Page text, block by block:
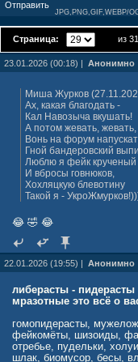
JPG,PNG,GIF,WEBP/
Страница: из 31
23.01.2026 (00:18) | Анонимно
Миша Журкoв
Ах, какая благодать -
Кал Навозыча вкушать!
А потом жевать, жевать,
Вонь на форум
Гной бандеровский
Люблю я фейк крученый
И вбросы говнюков,
Хохляцкую блевотину
Такой я -
😂 🤣 😂
22.01.2026 (19:55) | Анонимно
либерасты -
мразотные это всё о
гомопидерасты,
фейкомёты, шизоиды,
отребье, пудельки,
шлак, биомусор, бесы,